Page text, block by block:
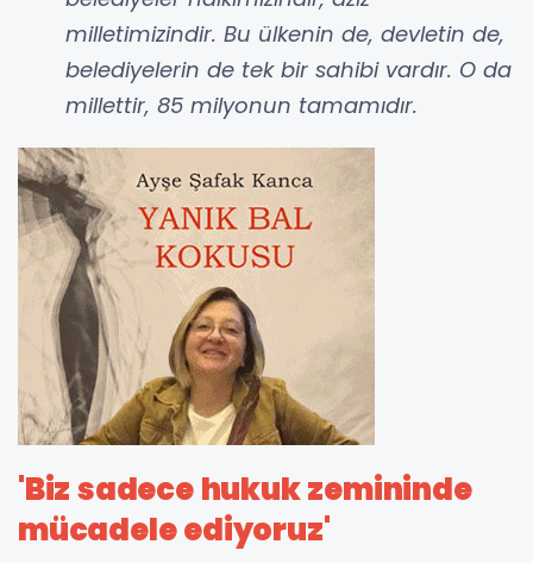
milletimizindir. Bu ülkenin de, devletin de,
belediyelerin de tek bir sahibi vardır. O da
millettir, 85 milyonun tamamıdır.
'Biz sadece hukuk zemininde
mücadele ediyoruz'